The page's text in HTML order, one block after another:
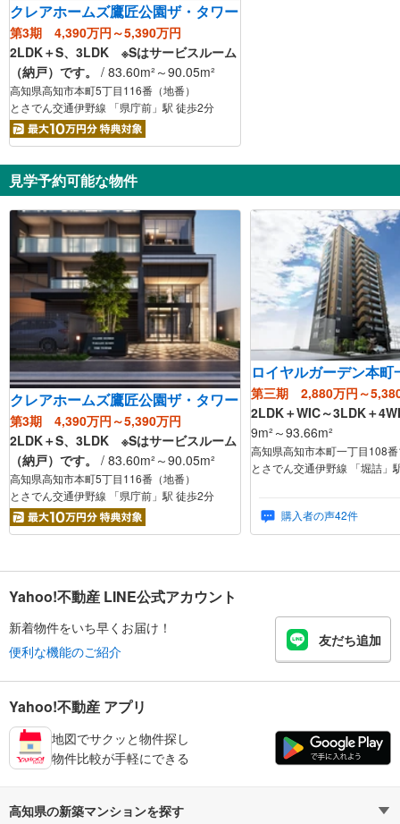
クレアホームズ鷹匠公園ザ・タワー
第3期 4,390万円～5,390万円
2LDK＋S、3LDK ※Sはサービスルーム
（納戸）です。
/ 83.60m²～90.05m²
高知県高知市本町5丁目116番（地番）
とさでん交通伊野線 「県庁前」駅 徒歩2分
見学予約可能な物件
クレアホームズ鷹匠公園ザ・タワー
第3期 4,390万円～5,390万円
2LDK＋S、3LDK ※Sはサービスルーム
（納戸）です。
/ 83.60m²～90.05m²
高知県高知市本町5丁目116番（地番）
とさでん交通伊野線 「県庁前」駅 徒歩2分
ロイヤルガーデン本町
第三期 2,880万円～
2LDK＋WIC～3LDK＋
9m²～93.66m²
高知県高知市本町一丁目108
とさでん交通伊野線 「堀詰」
購入者の声42件
Yahoo!不動産 LINE公式アカウント
新着物件をいち早くお届け！
便利な機能のご紹介
友だち追加
Yahoo!不動産 アプリ
地図でサクッと物件探し
物件比較が手軽にできる
高知県の新築マンションを探す